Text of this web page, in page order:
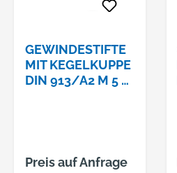
GEWINDESTIFTE
MIT KEGELKUPPE
DIN 913/A2 M 5 X
Preis auf Anfrage